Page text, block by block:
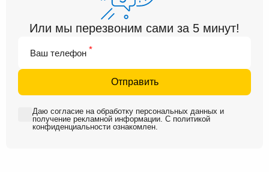
Или мы перезвоним сами за 5 минут!
Ваш телефон *
Отправить
Даю согласие на обработку персональных данных и
получение рекламной информации . С политикой
конфиденциальности ознакомлен.